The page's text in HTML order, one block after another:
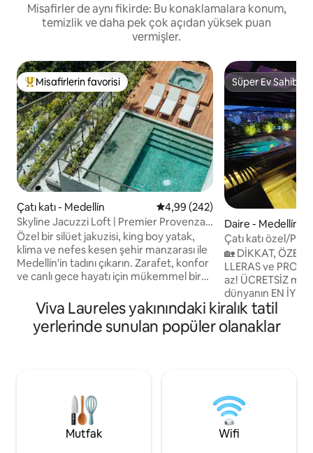
Misafirler de aynı fikirde: Bu konaklamalara konum,
temizlik ve daha pek çok açıdan yüksek puan
vermişler.
Misafirlerin favorilerinden en beğenilenler arasında
Misafirlerin favorisi
Çatı katı - Medellín 5 üzerinden ortalama 4,99
4,99 (242)
Skyline Jacuzzi Loft | Premier Provenza
Konumu
Özel bir silüet jakuzisi, king boy yatak,
klima ve nefes kesen şehir manzarası ile
Medellín'in tadını çıkarın. Zarafet, konfor
ve canlı gece hayatı için mükemmel bir
restoranlarından, çatı barlarından,
kafelerinden ve galerilerinden birkaç
adım uzakta, Parque Lleras gece
havuz ve tesis içi barlar, restoranlar ve
galeri ile 54 inç akıllı TV'nin keyfini çıkarın.
Süper Ev Sahibi
Süper Ev Sahibi
Daire - Medellín
Çatı katı özel/
klima/Misafirlere
🏡 DİKKAT, ÖZEL
LLERAS ve
az! ÜCRETSİZ misafir girişi!
dünyanın EN
dergisi) 🛁 Özel
rahatlama. ❄️ Tam
konfor için klima.
değerlendirmeler
🔥 ŞİMDİ
bir Medellín
Viva Laureles yakınındaki kiralık tatil
yerlerinde sunulan popüler olanaklar
Mutfak Wifi